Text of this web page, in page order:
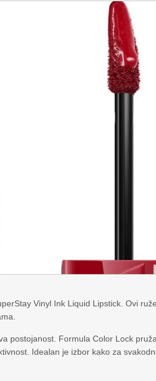
Vinyl Ink Liquid Lipstick. Ovi
postojanost. Formula Color Lock
Idealan je izbor kako za